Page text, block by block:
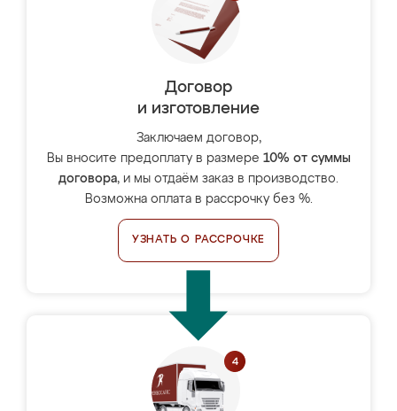
Договор
и изготовление
Заключаем договор,
Вы вносите предоплату в размере 10% от суммы
договора, и мы отдаём заказ в производство.
Возможна оплата в рассрочку без %.
УЗНАТЬ О РАССРОЧКЕ